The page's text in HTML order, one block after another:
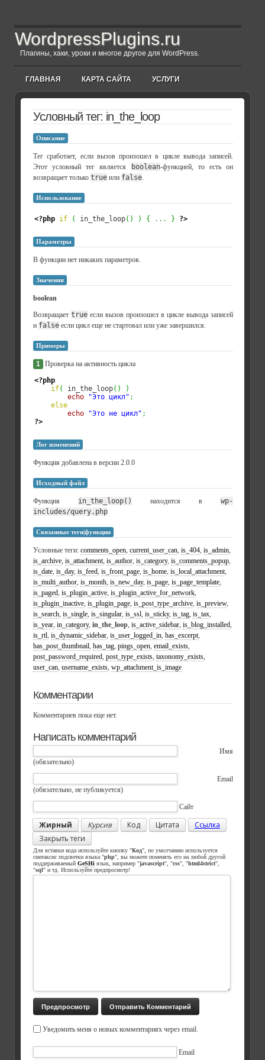
WordpressPlugins.ru
Плагины, хаки, уроки и многое другое для WordPress.
ГЛАВНАЯ КАРТА САЙТА УСЛУГИ
Условный тег: in_the_loop
Описание
Тег сработает, если вызов произошел в цикле вывода записей.
Этот условный тег является
boolean-функцией, то есть он
возвращает только true или false.
Использование
<?php if ( in_the_loop( ) ) { ... } ?>
Параметры
В функции нет никаких параметров.
Значения
boolean
Возвращает true если вызов произошел в цикле вывода записей
и false если цикл еще не стартовал или уже завершился.
Примеры
1 Проверка на активность цикла
<?php
if( in_the_loop( )
)
echo
"Это цикл" ;
else
echo
"Это не цикл" ;
?>
Лог изменений
Функция добавлена в версии 2.0.0
Исходный файл
Функция in_the_loop() находится в wp-
includes/query.php
Связанные теги|функции
Условные теги: comments_open, current_user_can, is_404, is_admin,
is_archive, is_attachment, is_author, is_category, is_comments_popup,
is_date, is_day, is_feed, is_front_page, is_home, is_local_attachment,
is_multi_author, is_month, is_new_day, is_page, is_page_template,
is_paged, is_plugin_active, is_plugin_active_for_network,
is_plugin_inactive, is_plugin_page, is_post_type_archive, is_preview,
is_search, is_single, is_singular, is_ssl, is_sticky, is_tag, is_tax,
is_year, in_category, in_the_loop, is_active_sidebar, is_blog_installed,
is_rtl, is_dynamic_sidebar, is_user_logged_in, has_excerpt,
has_post_thumbnail, has_tag, pings_open, email_exists,
post_password_required, post_type_exists, taxonomy_exists,
user_can, username_exists, wp_attachment_is_image
Комментарии
Комментариев пока еще нет.
Написать комментарий
Имя
(обязательно)
Email
(обязательно, не публикуется)
Сайт
Жирный Курсив Код Цитата
Ссылка
Закрыть теги
Для вставки кода используйте кнопку "Код", по умолчанию используется
синтаксис подсветки языка "php", вы можете поменять его на любой другой
поддерживаемый GeSHi язык, например "javascript", "css", "html4strict",
"sql" и тд. Используйте предпросмотр!
Уведомить меня о новых комментариях через email.
Email